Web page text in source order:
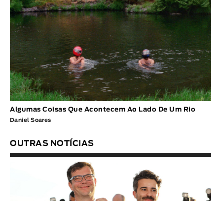
Algumas Coisas Que Acontecem Ao Lado De Um Rio
Daniel Soares
OUTRAS NOTÍCIAS